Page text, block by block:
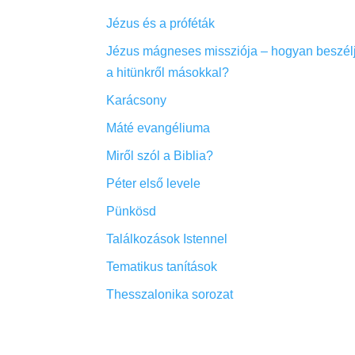
Jézus és a próféták
Jézus mágneses missziója – hogyan
a hitünkről másokkal?
Karácsony
Máté evangéliuma
Miről szól a Biblia?
Péter első levele
Pünkösd
Találkozások Istennel
Tematikus tanítások
Thesszalonika sorozat